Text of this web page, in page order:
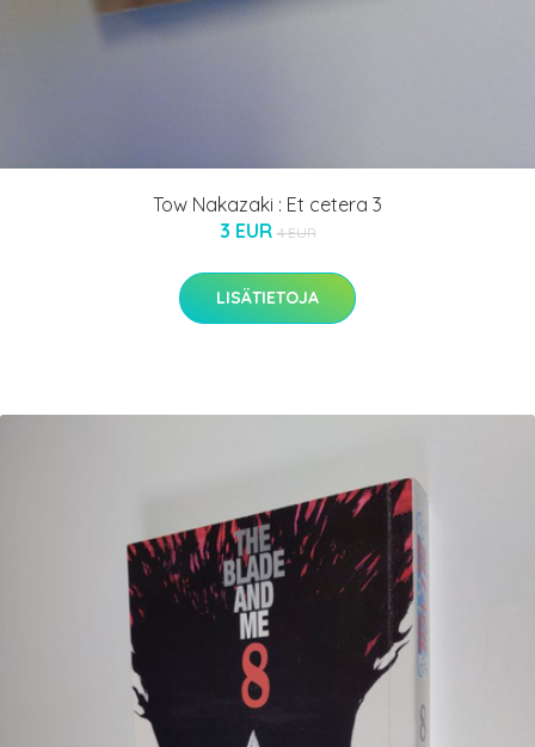
Tow Nakazaki : Et cetera 3
3 EUR 4 EUR
LISÄTIETOJA